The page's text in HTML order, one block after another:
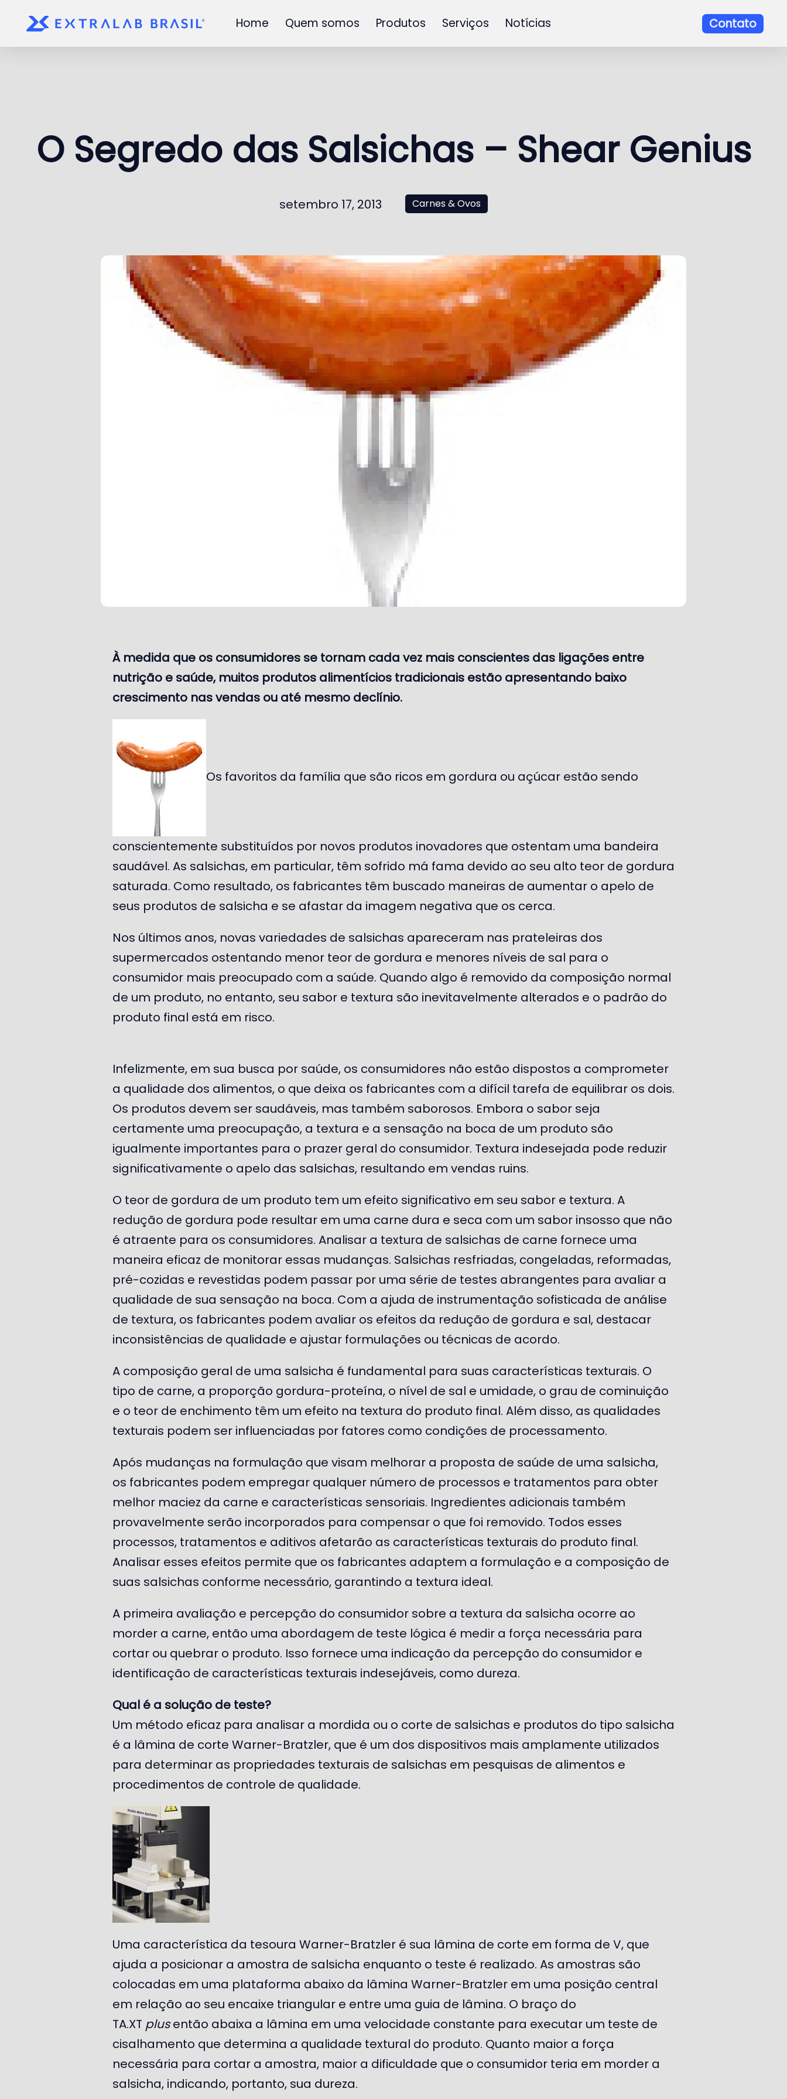
Skip to main content
Home Quem somos Produtos Serviços Notícias Contato
O Segredo das Salsichas – Shear Genius
setembro 17, 2013 Carnes & Ovos
À medida que os consumidores se tornam cada vez mais conscientes das ligações entre
nutrição e saúde, muitos produtos alimentícios tradicionais estão apresentando baixo
crescimento nas vendas ou até mesmo declínio.
Os favoritos da família que são ricos em gordura ou açúcar estão sendo
conscientemente substituídos por novos produtos inovadores que ostentam uma bandeira
saudável. As salsichas, em particular, têm sofrido má fama devido ao seu alto teor de gordura
saturada. Como resultado, os fabricantes têm buscado maneiras de aumentar o apelo de
seus produtos de salsicha e se afastar da imagem negativa que os cerca.
Nos últimos anos, novas variedades de salsichas apareceram nas prateleiras dos
supermercados ostentando menor teor de gordura e menores níveis de sal para o
consumidor mais preocupado com a saúde. Quando algo é removido da composição normal
de um produto, no entanto, seu sabor e textura são inevitavelmente alterados e o padrão do
produto final está em risco.
Infelizmente, em sua busca por saúde, os consumidores não estão dispostos a comprometer
a qualidade dos alimentos, o que deixa os fabricantes com a difícil tarefa de equilibrar os dois.
Os produtos devem ser saudáveis, mas também saborosos. Embora o sabor seja
certamente uma preocupação, a textura e a sensação na boca de um produto são
igualmente importantes para o prazer geral do consumidor. Textura indesejada pode reduzir
significativamente o apelo das salsichas, resultando em vendas ruins.
O teor de gordura de um produto tem um efeito significativo em seu sabor e textura. A
redução de gordura pode resultar em uma carne dura e seca com um sabor insosso que não
é atraente para os consumidores. Analisar a textura de salsichas de carne fornece uma
maneira eficaz de monitorar essas mudanças. Salsichas resfriadas, congeladas, reformadas,
pré-cozidas e revestidas podem passar por uma série de testes abrangentes para avaliar a
qualidade de sua sensação na boca. Com a ajuda de instrumentação sofisticada de análise
de textura, os fabricantes podem avaliar os efeitos da redução de gordura e sal, destacar
inconsistências de qualidade e ajustar formulações ou técnicas de acordo.
A composição geral de uma salsicha é fundamental para suas características texturais. O
tipo de carne, a proporção gordura-proteína, o nível de sal e umidade, o grau de cominuição
e o teor de enchimento têm um efeito na textura do produto final. Além disso, as qualidades
texturais podem ser influenciadas por fatores como condições de processamento.
Após mudanças na formulação que visam melhorar a proposta de saúde de uma salsicha,
os fabricantes podem empregar qualquer número de processos e tratamentos para obter
melhor maciez da carne e características sensoriais. Ingredientes adicionais também
provavelmente serão incorporados para compensar o que foi removido. Todos esses
processos, tratamentos e aditivos afetarão as características texturais do produto final.
Analisar esses efeitos permite que os fabricantes adaptem a formulação e a composição de
suas salsichas conforme necessário, garantindo a textura ideal.
A primeira avaliação e percepção do consumidor sobre a textura da salsicha ocorre ao
morder a carne, então uma abordagem de teste lógica é medir a força necessária para
cortar ou quebrar o produto. Isso fornece uma indicação da percepção do consumidor e
identificação de características texturais indesejáveis, como dureza.
Qual é a solução de teste?
Um método eficaz para analisar a mordida ou o corte de salsichas e produtos do tipo salsicha
é a lâmina de corte Warner-Bratzler, que é um dos dispositivos mais amplamente utilizados
para determinar as propriedades texturais de salsichas em pesquisas de alimentos e
procedimentos de controle de qualidade.
Uma característica da tesoura Warner-Bratzler é sua lâmina de corte em forma de V, que
ajuda a posicionar a amostra de salsicha enquanto o teste é realizado. As amostras são
colocadas em uma plataforma abaixo da lâmina Warner-Bratzler em uma posição central
em relação ao seu encaixe triangular e entre uma guia de lâmina. O braço do
TA.XT plusentão abaixa a lâmina em uma velocidade constante para executar um teste de
cisalhamento que determina a qualidade textural do produto. Quanto maior a força
necessária para cortar a amostra, maior a dificuldade que o consumidor teria em morder a
salsicha, indicando, portanto, sua dureza.